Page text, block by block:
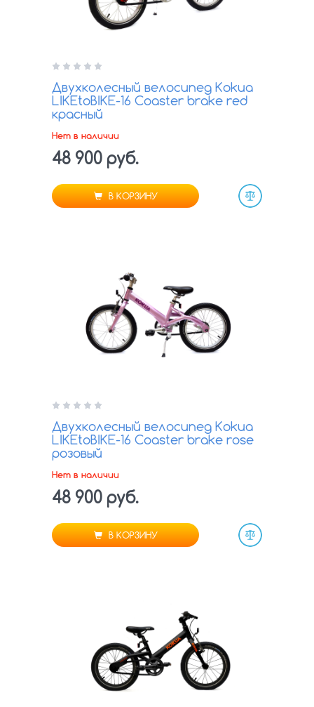
Двухколесный велосипед Kokua
LIKEtoBIKE-16 Coaster brake red
красный
Нет в наличии
48 900 руб.
В КОРЗИНУ
Двухколесный велосипед Kokua
LIKEtoBIKE-16 Coaster brake rose
розовый
Нет в наличии
48 900 руб.
В КОРЗИНУ